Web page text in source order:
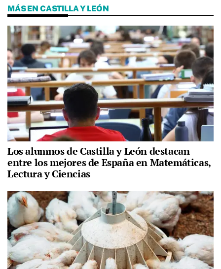
MÁS EN CASTILLA Y LEÓN
Los alumnos de Castilla y León destacan
entre los mejores de España en Matemáticas,
Lectura y Ciencias